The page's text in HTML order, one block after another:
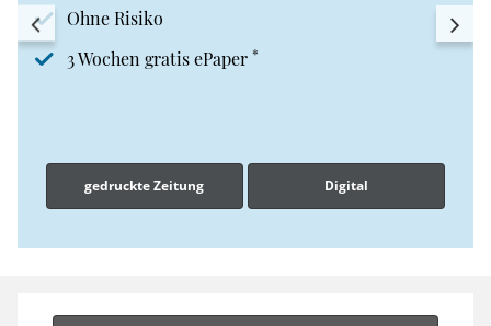
Ohne Risiko
3 Wochen gratis ePaper *
gedruckte Zeitung Digital